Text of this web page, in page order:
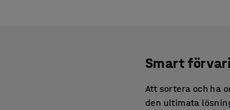
Smart
Att sortera och ha
den ultimata